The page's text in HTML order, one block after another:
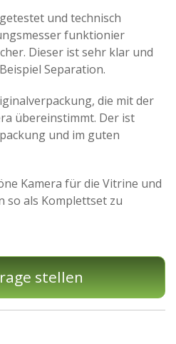
und technisch
funktionier
Dieser ist sehr klar und
Separation.
die mit der
übereinstimmt. Der ist
und im guten
Kamera für die Vitrine und
so als Komplettset zu
stellen